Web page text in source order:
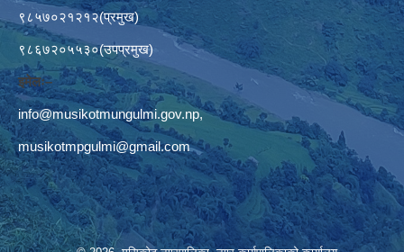
९८५७०२१२१२(प्रमुख)
९८६७२०५५३०(उपप्रमुख)
इमेलः–
info@musikotmungulmi.gov.np,
musikotmpgulmi@gmail.com